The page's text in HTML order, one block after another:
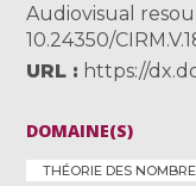
Audiovisual
10.24350/
URL
https://
DOMAINE(S)
THÉORIE DES